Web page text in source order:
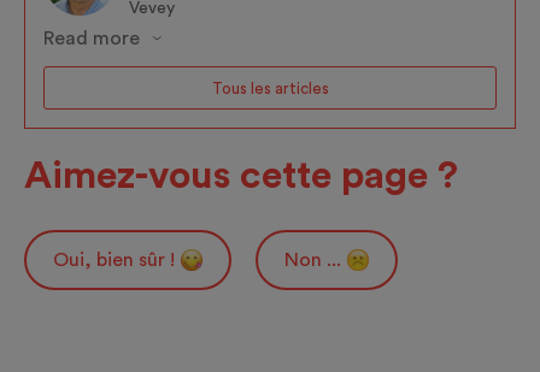
Tous les articles
Vevey
Read more
Aimez-vous cette page ?
Oui, bien sûr ! Non ...